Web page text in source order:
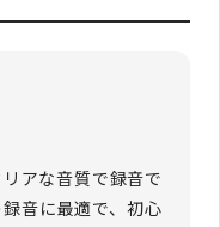
アな音質で録音で
音に最適で、初心